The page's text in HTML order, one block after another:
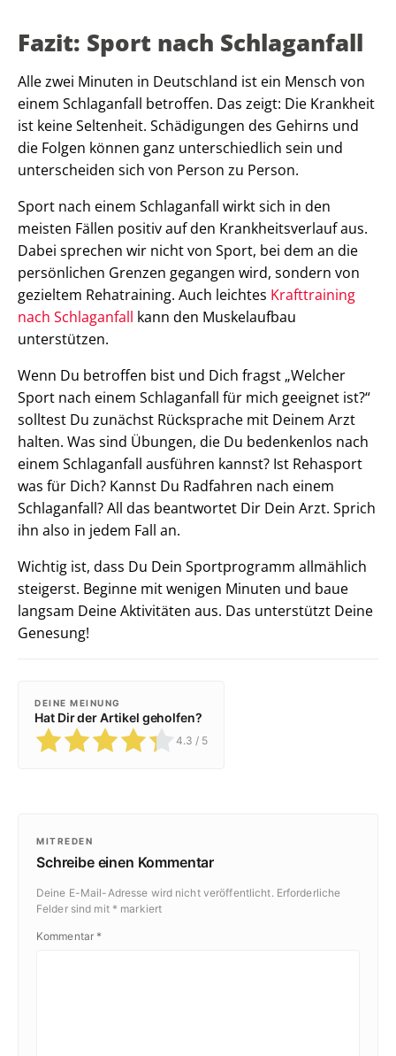
Fazit: Sport nach Schlaganfall
Alle zwei Minuten in Deutschland ist ein Mensch von
einem Schlaganfall betroffen. Das zeigt: Die Krankheit
ist keine Seltenheit. Schädigungen des Gehirns und
die Folgen können ganz unterschiedlich sein und
unterscheiden sich von Person zu Person.
Sport nach einem Schlaganfall wirkt sich in den
meisten Fällen positiv auf den Krankheitsverlauf aus.
Dabei sprechen wir nicht von Sport, bei dem an die
persönlichen Grenzen gegangen wird, sondern von
gezieltem Rehatraining. Auch leichtes Krafttraining
nach Schlaganfall kann den Muskelaufbau
unterstützen.
Wenn Du betroffen bist und Dich fragst „Welcher
Sport nach einem Schlaganfall für mich geeignet ist?“
solltest Du zunächst Rücksprache mit Deinem Arzt
halten. Was sind Übungen, die Du bedenkenlos nach
einem Schlaganfall ausführen kannst? Ist Rehasport
was für Dich? Kannst Du Radfahren nach einem
Schlaganfall? All das beantwortet Dir Dein Arzt. Sprich
ihn also in jedem Fall an.
Wichtig ist, dass Du Dein Sportprogramm allmählich
steigerst. Beginne mit wenigen Minuten und baue
langsam Deine Aktivitäten aus. Das unterstützt Deine
Genesung!
DEINE MEINUNG
Hat Dir der Artikel geholfen?
4.3 / 5
MITREDEN
Schreibe einen Kommentar
Deine E-Mail-Adresse wird nicht veröffentlicht. Erforderliche
Felder sind mit * markiert
Kommentar *